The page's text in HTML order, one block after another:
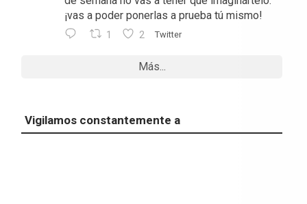
¡vas a poder ponerlas a prueba tú mismo!
1 2 Twitter
Más...
Vigilamos constantemente a